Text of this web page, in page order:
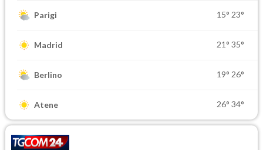
Parigi 15° 23°
Madrid 21° 35°
Berlino 19° 26°
Atene 26° 34°